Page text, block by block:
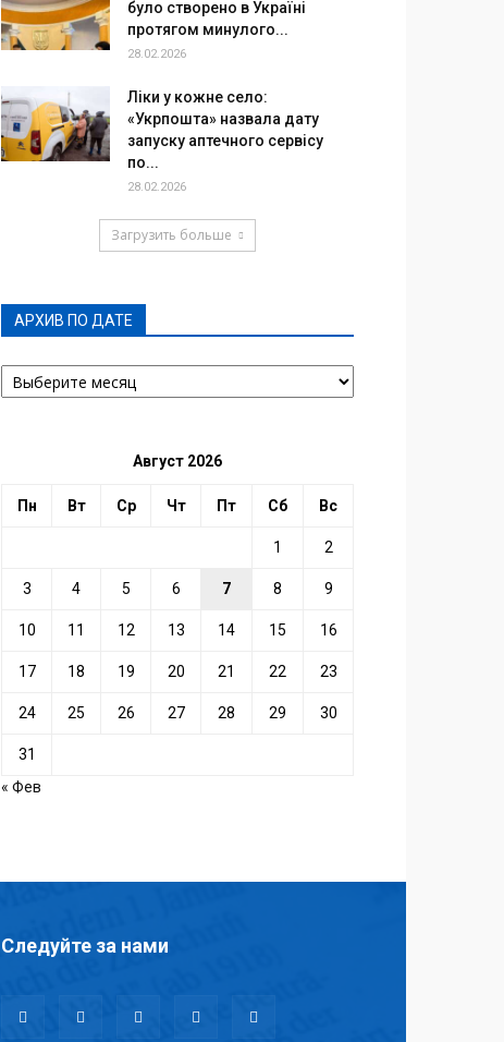
було створено в Україні
протягом минулого...
28.02.2026
Ліки у кожне село:
«Укрпошта» назвала дату
запуску аптечного сервісу
по...
28.02.2026
Загрузить больше
АРХИВ ПО ДАТЕ
АРХИВ
ПО
Август 2026
Пн Вт Ср Чт Пт Сб Вс
1 2
3 4 5 6 7 8 9
10 11 12 13 14 15 16
17 18 19 20 21 22 23
24 25 26 27 28 29 30
31
« Фев
Следуйте за нами